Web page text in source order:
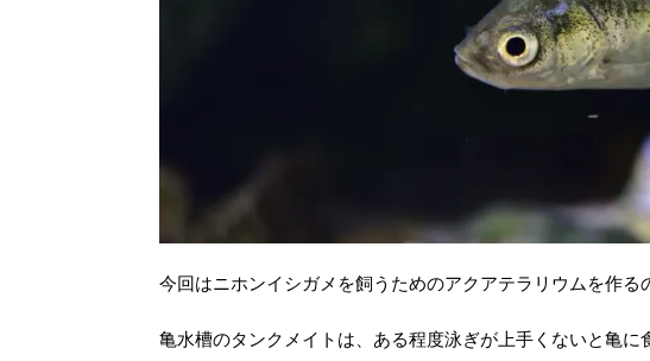
今回はニホンイシガメを飼うためのアクアテラリウムを作る
亀水槽のタンクメイトは、ある程度泳ぎが上手くないと亀